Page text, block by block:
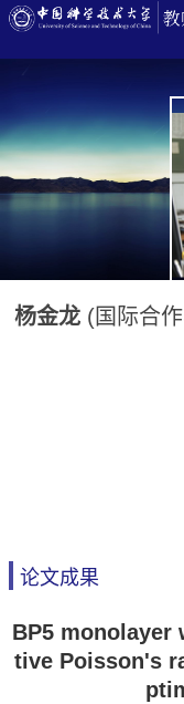
杨金龙(国际合作
论文成果
BP5
tive Poisson's